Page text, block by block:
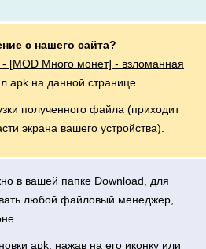
с нашего сайта?
[MOD Много монет] - взломанная
apk на данной странице.
полученного файла (приходит
экрана вашего устройства).
в вашей папке Download, для
любой файловый менеджер,
apk, нажав на его иконку или